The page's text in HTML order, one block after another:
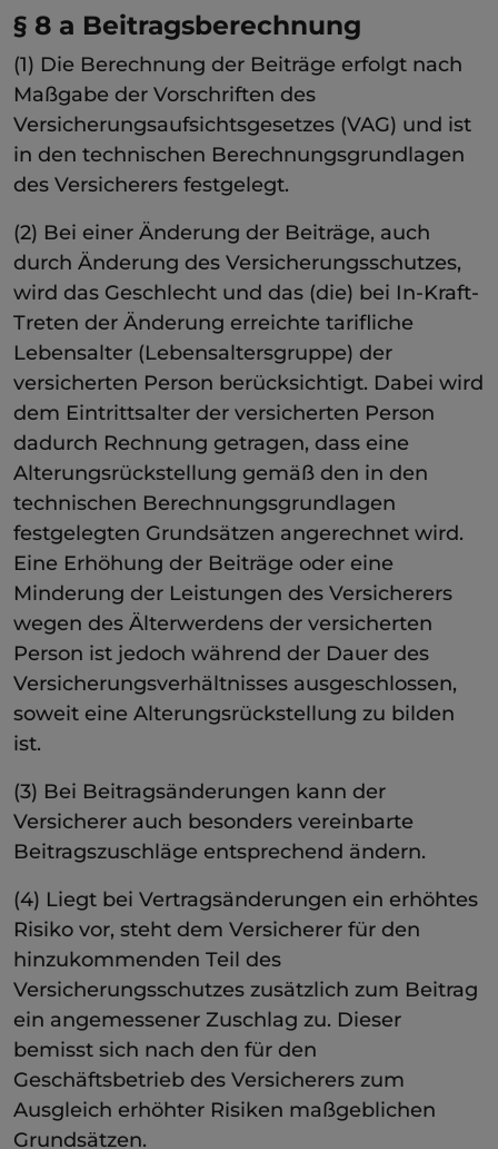
§ 8 a Beitragsberechnung
(1) Die Berechnung der Beiträge erfolgt nach
Maßgabe der Vorschriften des
Versicherungsaufsichtsgesetzes (VAG) und ist
in den technischen Berechnungsgrundlagen
des Versicherers festgelegt.
(2) Bei einer Änderung der Beiträge, auch
durch Änderung des Versicherungsschutzes,
wird das Geschlecht und das (die) bei In-Kraft-
Treten der Änderung erreichte tarifliche
Lebensalter (Lebensaltersgruppe) der
versicherten Person berücksichtigt. Dabei wird
dem Eintrittsalter der versicherten Person
dadurch Rechnung getragen, dass eine
Alterungsrückstellung gemäß den in den
technischen Berechnungsgrundlagen
festgelegten Grundsätzen angerechnet wird.
Eine Erhöhung der Beiträge oder eine
Minderung der Leistungen des Versicherers
wegen des Älterwerdens der versicherten
Person ist jedoch während der Dauer des
Versicherungsverhältnisses ausgeschlossen,
soweit eine Alterungsrückstellung zu bilden
ist.
(3) Bei Beitragsänderungen kann der
Versicherer auch besonders vereinbarte
Beitragszuschläge entsprechend ändern.
(4) Liegt bei Vertragsänderungen ein erhöhtes
Risiko vor, steht dem Versicherer für den
hinzukommenden Teil des
Versicherungsschutzes zusätzlich zum Beitrag
ein angemessener Zuschlag zu. Dieser
bemisst sich nach den für den
Geschäftsbetrieb des Versicherers zum
Ausgleich erhöhter Risiken maßgeblichen
Grundsätzen.